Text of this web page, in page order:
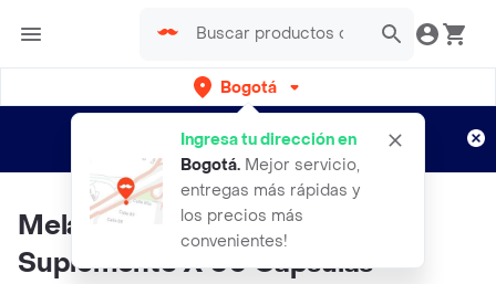
Bogotá
Ingresa tu dirección en
Bogotá. Mejor servicio,
entregas más rápidas y
los precios más
convenientes!
envíos gratis por semanas
Aplican TyC
Melatonina Natural Nutrition
Suplemento X 60 Cápsulas